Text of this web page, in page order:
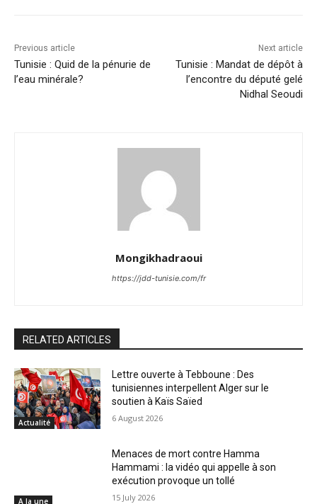
Previous article
Tunisie : Quid de la pénurie de
l’eau minérale?
Next article
Tunisie : Mandat de dépôt à
l’encontre du député gelé
Nidhal Seoudi
Mongikhadraoui
https://jdd-tunisie.com/fr
RELATED ARTICLES
Actualité
Lettre ouverte à Tebboune : Des
tunisiennes interpellent Alger sur le
soutien à Kaïs Saïed
6 August 2026
A la une
Menaces de mort contre Hamma
Hammami : la vidéo qui appelle à son
exécution provoque un tollé
15 July 2026